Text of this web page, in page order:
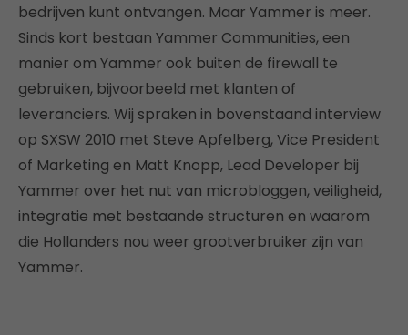
bedrijven kunt ontvangen. Maar Yammer is meer.
Sinds kort bestaan Yammer Communities, een
manier om Yammer ook buiten de firewall te
gebruiken, bijvoorbeeld met klanten of
leveranciers. Wij spraken in bovenstaand interview
op SXSW 2010 met Steve Apfelberg, Vice President
of Marketing en Matt Knopp, Lead Developer bij
Yammer over het nut van microbloggen, veiligheid,
integratie met bestaande structuren en waarom
die Hollanders nou weer grootverbruiker zijn van
Yammer.